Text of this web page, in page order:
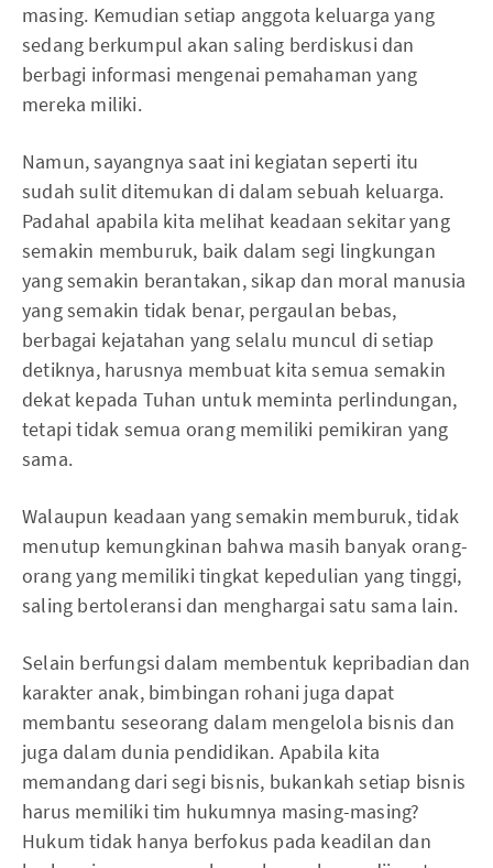
masing. Kemudian setiap anggota keluarga yang
sedang berkumpul akan saling berdiskusi dan
berbagi informasi mengenai pemahaman yang
mereka miliki.
Namun, sayangnya saat ini kegiatan seperti itu
sudah sulit ditemukan di dalam sebuah keluarga.
Padahal apabila kita melihat keadaan sekitar yang
semakin memburuk, baik dalam segi lingkungan
yang semakin berantakan, sikap dan moral manusia
yang semakin tidak benar, pergaulan bebas,
berbagai kejatahan yang selalu muncul di setiap
detiknya, harusnya membuat kita semua semakin
dekat kepada Tuhan untuk meminta perlindungan,
tetapi tidak semua orang memiliki pemikiran yang
sama.
Walaupun keadaan yang semakin memburuk, tidak
menutup kemungkinan bahwa masih banyak orang-
orang yang memiliki tingkat kepedulian yang tinggi,
saling bertoleransi dan menghargai satu sama lain.
Selain berfungsi dalam membentuk kepribadian dan
karakter anak, bimbingan rohani juga dapat
membantu seseorang dalam mengelola bisnis dan
juga dalam dunia pendidikan. Apabila kita
memandang dari segi bisnis, bukankah setiap bisnis
harus memiliki tim hukumnya masing-masing?
Hukum tidak hanya berfokus pada keadilan dan